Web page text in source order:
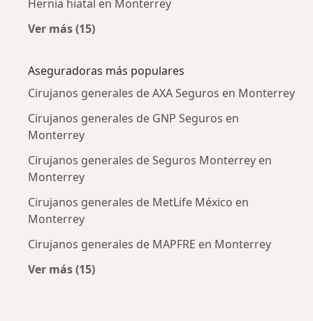
Hernia hiatal en Monterrey
Ver más (15)
Aseguradoras más populares
Cirujanos generales de AXA Seguros en Monterrey
Cirujanos generales de GNP Seguros en
Monterrey
Cirujanos generales de Seguros Monterrey en
Monterrey
Cirujanos generales de MetLife México en
Monterrey
Cirujanos generales de MAPFRE en Monterrey
Ver más (15)